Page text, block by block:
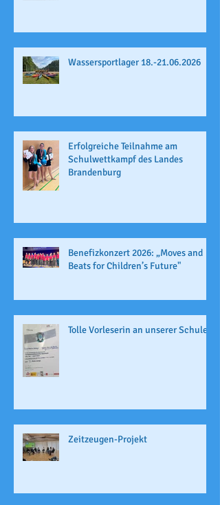
Wassersportlager 18.-21.06.2026
Erfolgreiche Teilnahme am
Schulwettkampf des Landes
Brandenburg
Benefizkonzert 2026: „Moves and
Beats for Children’s Future"
Tolle Vorleserin an unserer Schule
Zeitzeugen-Projekt